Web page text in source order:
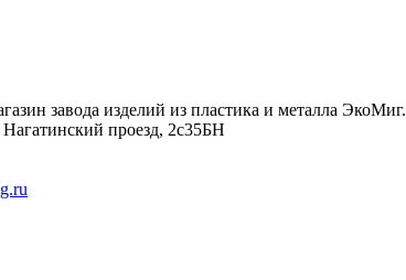
завода изделий из пластика и металла ЭкоМиг.
проезд, 2с35БН